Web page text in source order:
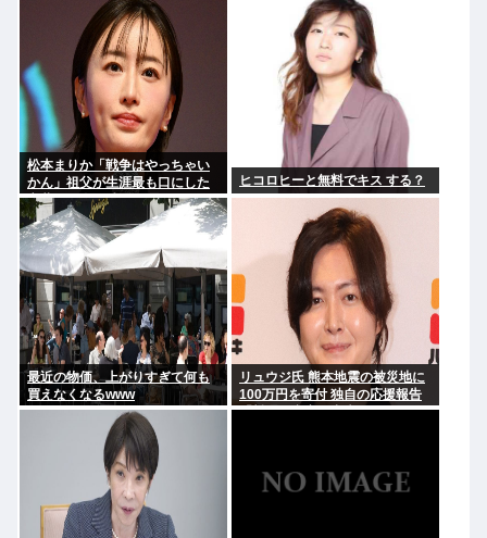
松本まりか「戦争はやっちゃい
かん」祖父が生涯最も口にした
言葉を紹介 平和への思いをつづ
る
ヒコロヒーと無料でキス する？
最近の物価、上がりすぎて何も
買えなくなるwww
リュウジ氏 熊本地震の被災地に
100万円を寄付 独自の応援報告
「料理研究家に出来るのはこれ